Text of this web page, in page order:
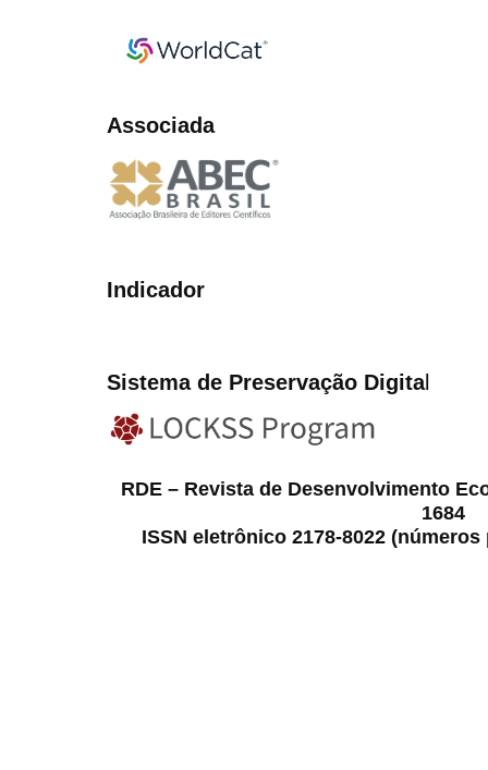
Associada
Indicador
Sistema de Preservação Digital
RDE – Revista de Desenvolvimento
1684
ISSN eletrônico 2178-8022